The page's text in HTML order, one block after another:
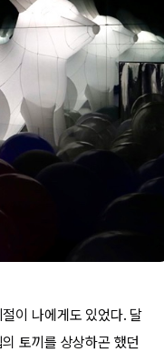
이 나에게도 있었다. 달
토끼를 상상하곤 했던